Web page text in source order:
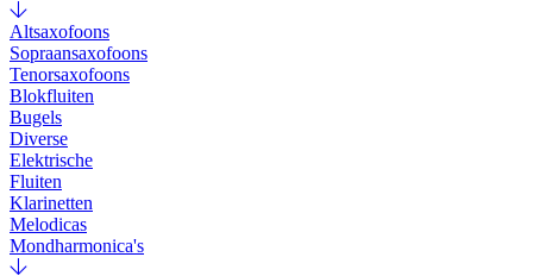
Altsaxofoons
Sopraansaxofoons
Tenorsaxofoons
Blokfluiten
Bugels
Diverse
Elektrische
Fluiten
Klarinetten
Melodicas
Mondharmonica's